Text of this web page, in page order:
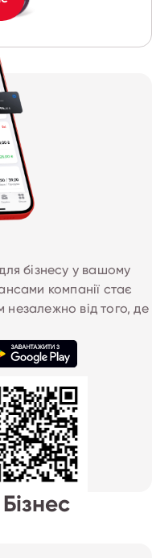
бізнесу у вашому
компанії стає
незалежно від того, де